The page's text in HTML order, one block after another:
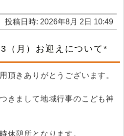
投稿日時: 2026年8月 2日 10:49
（月）お迎えについて*
頂きありがとうございます。
きまして地域行事のこども神
休憩所となります。